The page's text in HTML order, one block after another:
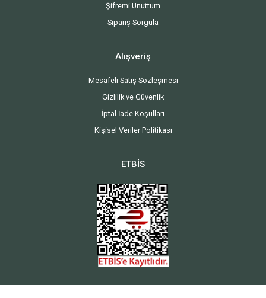
Şifremi Unuttum
Sipariş Sorgula
Alışveriş
Mesafeli Satış Sözleşmesi
Gizlilik ve Güvenlik
İptal İade Koşullari
Kişisel Veriler Politikası
ETBİS